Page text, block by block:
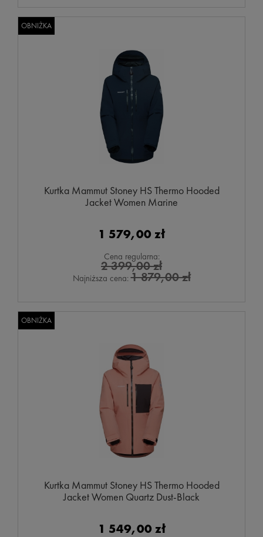
Kurtka Mammut Stoney HS Thermo Hooded
Jacket Women Marine
1 579,00 zł
Cena regularna:
2 399,00 zł
Najniższa cena:1 879,00 zł
OBNIŻKA
Kurtka Mammut Stoney HS Thermo Hooded
Jacket Women Quartz Dust-Black
1 549,00 zł
OBNIŻKA